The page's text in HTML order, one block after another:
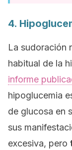
4.
La sudoración
habitual de la
informe
hipoglucemia
de glucosa en
sus
excesiva, pero